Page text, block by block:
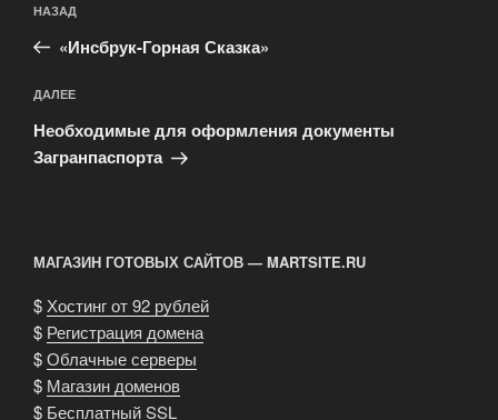
по
записям
Предыдущая
запись:
НАЗАД
«Инсбрук-Горная Сказка»
Следующая
запись
ДАЛЕЕ
Необходимые для оформления документы
Загранпаспорта
МАГАЗИН ГОТОВЫХ САЙТОВ — MARTSITE.RU
$ Хостинг от 92 рублей
$ Регистрация домена
$Облачные серверы
$ Магазин доменов
$ Бесплатный SSL